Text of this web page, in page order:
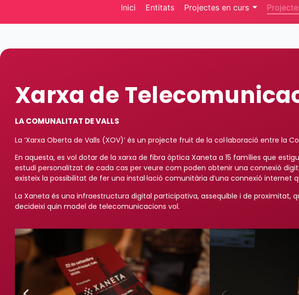
Inici Entitats Projectes en curs
Xarxa de
LA COMUNALITAT DE VALLS
La ‘Xarxa Oberta de Valls (XOV)’ és un projecte fruit de la col·laboració entre la
En aquesta, es vol dotar de la xarxa de fibra òptica Xaneta a 15 famílies que
estudi personalitzat de cada cas per veure com poden obtenir una connexió
existeix la possibilitat de fer una instal·lació comunitària d’una connexió internet
La Xaneta és una infraestructura digital participativa, assequible i de
decideixi quin model de telecomunicacions vol.